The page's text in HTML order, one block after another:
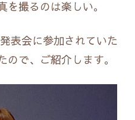
撮るのは楽しい。
表会に参加されていた
で、ご紹介します。